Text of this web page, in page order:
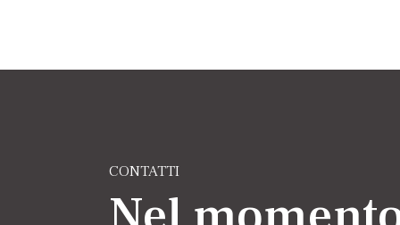
CONTATTI